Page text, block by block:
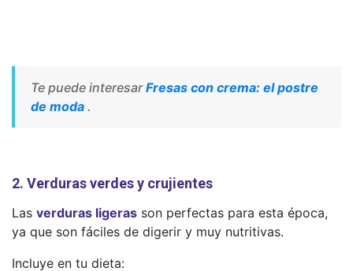
Te puede interesarFresas con crema: el postre
de moda .
2. Verduras verdes y crujientes
Las verduras ligeras son perfectas para esta época,
ya que son fáciles de digerir y muy nutritivas.
Incluye en tu dieta: